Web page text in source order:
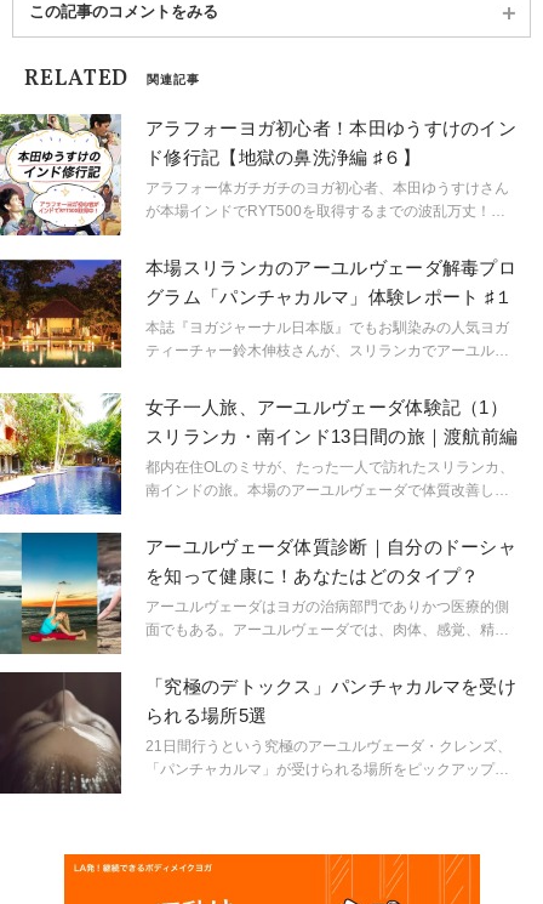
この記事のコメントをみる
RELATED 関連記事
アラフォーヨガ初心者！本田ゆうすけのイン
ド修行記【地獄の鼻洗浄編 ♯６】
アラフォー体ガチガチのヨガ初心者、本田ゆうすけさん
が本場インドでRYT500を取得するまでの波乱万丈！？
旅番組でもお馴染みの「鼻洗浄」に挑戦。ゆうすけさ
ん、見事マスターできるのでしょうか？ 毎週土曜更
新。
本場スリランカのアーユルヴェーダ解毒プロ
グラム「パンチャカルマ」体験レポート ♯１
本誌『ヨガジャーナル日本版』でもお馴染みの人気ヨガ
ティーチャー鈴木伸枝さんが、スリランカでアーユルヴ
リランカのアーユルヴェーダ事情はもちろん、施術の実
体験を通して感じたこと、学んだこと、変化したことを
レポートしていただく企画がスタート！ アーユルヴェー
ダに興味がある方、もっと深く知りたい方は必見です。
女子一人旅、アーユルヴェーダ体験記（1）
スリランカ・南インド13日間の旅｜渡航前編
都内在住OLのミサが、たった一人で訪れたスリランカ、
南インドの旅。本場のアーユルヴェーダで体質改善した
リトリート旅行を考えている人は必見の連載がスター
ト。
アーユルヴェーダ体質診断｜自分のドーシャ
を知って健康に！あなたはどのタイプ？
アーユルヴェーダはヨガの治病部門でありかつ医療的側
面でもある。アーユルヴェーダでは、肉体、感覚、精
スを取ることが大事。簡単な診断チェックで自分のタイ
プを知ろう！ハワイ在住のヨガティーチャーで、アーユ
ルヴェーダにも造詣が深いメアリー・バスティアンがナ
ビゲートする。
「究極のデトックス」パンチャカルマを受け
られる場所5選
21日間行うという究極のアーユルヴェーダ・クレンズ、
「パンチャカルマ」が受けられる場所をピックアップ。